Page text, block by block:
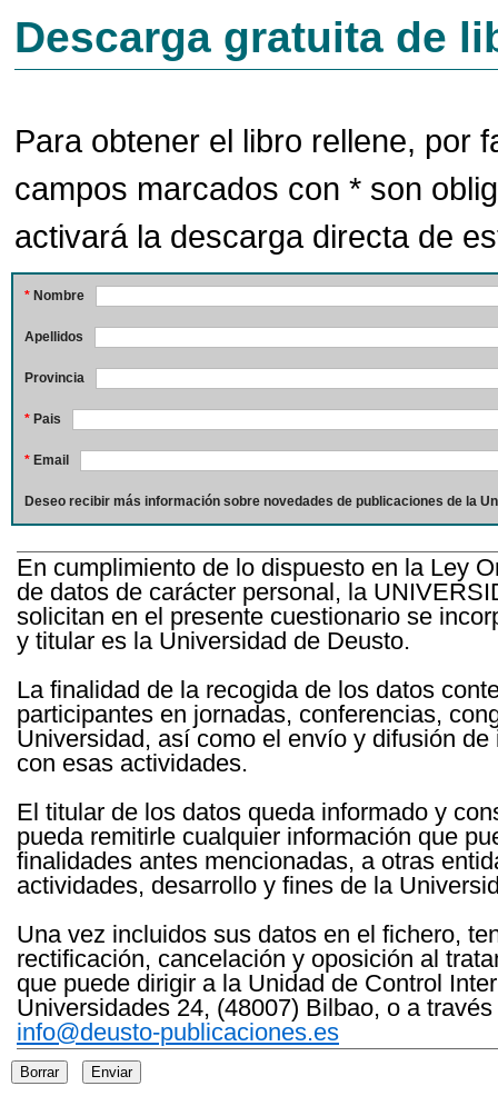
Descarga gratuita de
Para obtener el libro rellene, por
campos marcados con * son
activará la descarga directa de
* Nombre
Apellidos
Provincia
* Pais
* Email
Deseo recibir más información sobre novedades de publicaciones de la
En cumplimiento de lo dispuesto en la Ley
de datos de carácter personal, la
solicitan en el presente cuestionario se
y titular es la Universidad de Deusto.
La finalidad de la recogida de los datos
participantes en jornadas, conferencias,
Universidad, así como el envío y difusión
con esas actividades.
El titular de los datos queda informado y
pueda remitirle cualquier información que
finalidades antes mencionadas, a otras
actividades, desarrollo y fines de la
Una vez incluidos sus datos en el fichero,
rectificación, cancelación y oposición al
que puede dirigir a la Unidad de Control
Universidades 24, (48007) Bilbao, o a
info@deusto-publicaciones.es
Borrar Enviar